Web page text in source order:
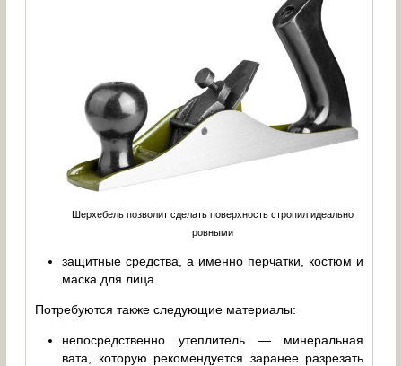
Шерхебель позволит сделать поверхность стропил идеально
ровными
защитные средства, а именно перчатки, костюм и
маска для лица.
Потребуются также следующие материалы:
непосредственно утеплитель — минеральная
вата, которую рекомендуется заранее разрезать